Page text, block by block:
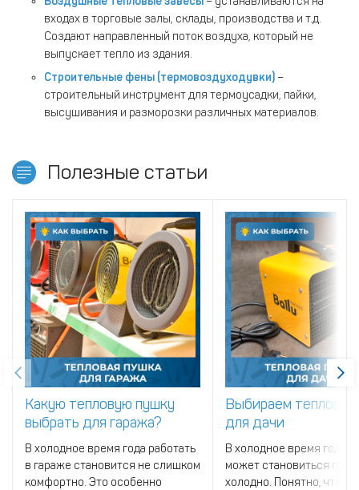
входах в торговые залы, склады, производства и т.д.
Создают направленный поток воздуха, который не
выпускает тепло из здания.
Строительные фены (термовоздуходувки) –
строительный инструмент для термоусадки, пайки,
высушивания и разморозки различных материалов.
Полезные статьи
Какую тепловую пушку
выбрать для гаража?
В холодное время года работать
в гараже становится не слишком
комфортно. Это особенно
Выбираем
для дачи
В холодное время года
может становиться
холодно. Понятно, что